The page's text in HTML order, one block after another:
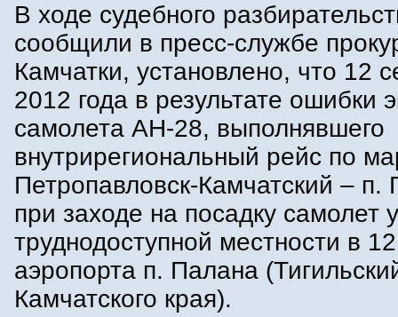
В ходе судебного
сообщили в пресс-службе
Камчатки, установлено, что 12
2012 года в результате ошибки
самолета АН-28, выполнявшего
внутрирегиональный рейс по
Петропавловск-Камчатский – п.
при заходе на посадку самолет
труднодоступной местности в
аэропорта п. Палана
Камчатского края).